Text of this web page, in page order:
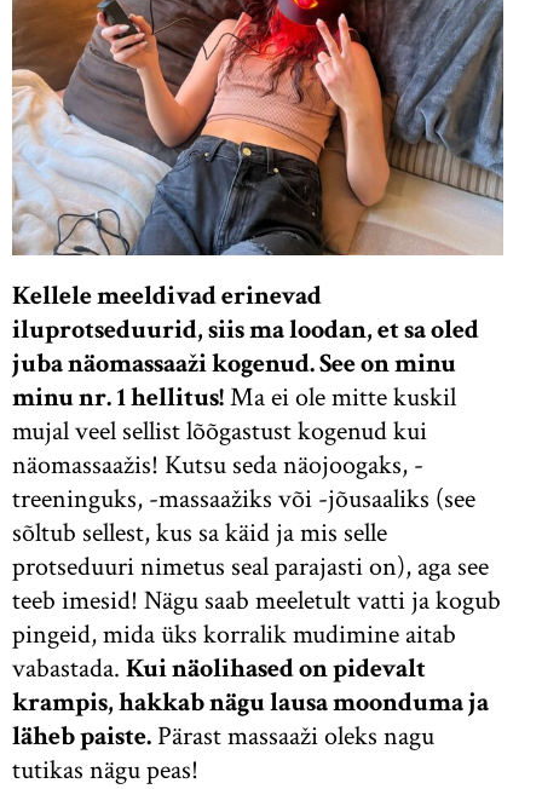
Kellele meeldivad erinevad
iluprotseduurid, siis ma loodan, et sa oled
juba näomassaaži kogenud. See on minu
minu nr. 1 hellitus!Ma ei ole mitte kuskil
mujal veel sellist lõõgastust kogenud kui
näomassaažis! Kutsu seda näojoogaks, -
treeninguks, -massaažiks või -jõusaaliks (see
sõltub sellest, kus sa käid ja mis selle
protseduuri nimetus seal parajasti on), aga see
teeb imesid! Nägu saab meeletult vatti ja kogub
pingeid, mida üks korralik mudimine aitab
vabastada. Kui näolihased on pidevalt
krampis, hakkab nägu lausa moonduma ja
läheb paiste. Pärast massaaži oleks nagu
tutikas nägu peas!